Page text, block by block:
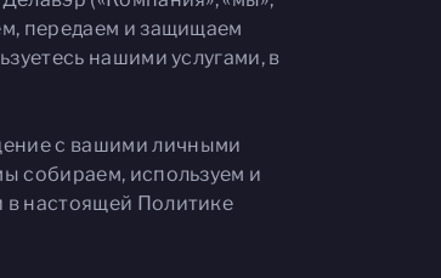
передаем и защищаем
нашими услугами, в
с вашими личными
собираем, используем и
настоящей Политике